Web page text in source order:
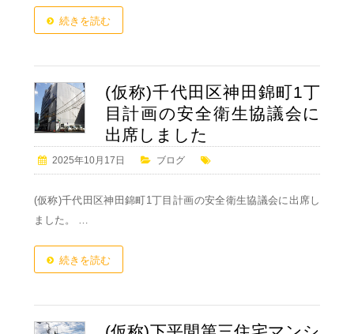
続きを読む
(仮称)千代田区神田錦町1丁
目計画の安全衛生協議会に
出席しました
2025年10月17日 ブログ
(仮称)千代田区神田錦町1丁目計画の安全衛生協議会に出席し
ました。 …
続きを読む